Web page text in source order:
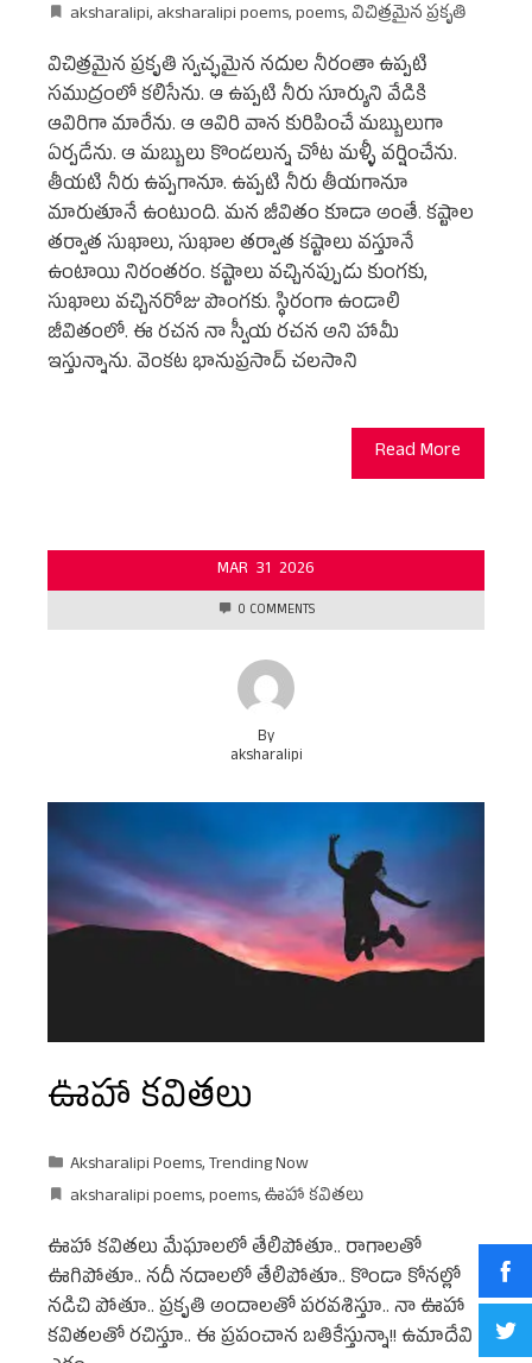
aksharalipi, aksharalipi poems,poems,విచిత్రమైన ప్రకృతి
విచిత్రమైన ప్రకృతి స్వచ్ఛమైన నదుల నీరంతా ఉప్పటి
సముద్రంలో కలిసేను. ఆ ఉప్పటి నీరు సూర్యుని వేడికి
ఆవిరిగా మారేను. ఆ ఆవిరి వాన కురిపించే మబ్బులుగా
ఏర్పడేను. ఆ మబ్బులు కొండలున్న చోట మళ్ళీ వర్షించేను.
తీయటి నీరు ఉప్పగానూ. ఉప్పటి నీరు తీయగానూ
మారుతూనే ఉంటుంది. మన జీవితం కూడా అంతే. కష్టాల
తర్వాత సుఖాలు, సుఖాల తర్వాత కష్టాలు వస్తూనే
ఉంటాయి నిరంతరం. కష్టాలు వచ్చినప్పుడు కుంగకు,
సుఖాలు వచ్చినరోజు పొంగకు. స్ధిరంగా ఉండాలి
జీవితంలో. ఈ రచన నా స్వీయ రచన అని హామీ
ఇస్తున్నాను. వెంకట భానుప్రసాద్ చలసాని
Read More
MAR 31 2026
0 COMMENTS
By
aksharalipi
ఊహా కవితలు
Aksharalipi Poems,Trending Now
aksharalipi poems,poems,ఊహా కవితలు
ఊహా కవితలు మేఘాలలో తేలిపోతూ.. రాగాలతో
ఊగిపోతూ.. నదీ నదాలలో తేలిపోతూ.. కొండా కోనల్లో
నడిచి పోతూ.. ప్రకృతి అందాలతో పరవశిస్తూ.. నా ఊహా
కవితలతో రచిస్తూ.. ఈ ప్రపంచాన బతికేస్తున్నా!! ఉమాదేవి